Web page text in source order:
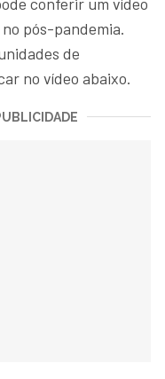
pós-pandemia.
de
no vídeo abaixo.